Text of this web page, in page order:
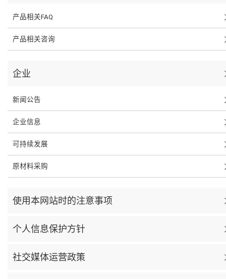
产品相关FAQ
产品相关咨询
企业
新闻公告
企业信息
可持续发展
原材料采购
使用本网站时的注意事项
个人信息保护方针
社交媒体运营政策